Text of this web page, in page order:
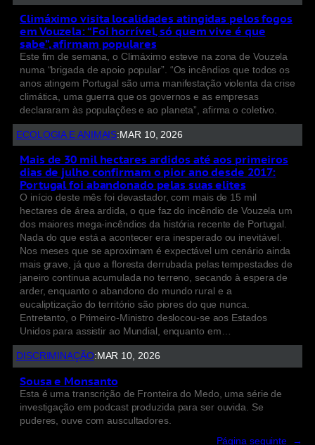
Climáximo visita localidades atingidas pelos fogos
em Vouzela: “Foi horrível, só quem vive é que
sabe”, afirmam populares
Este fim de semana, o Climáximo esteve na zona de Vouzela
numa “brigada de apoio popular”. “Os incêndios que todos os
anos atingem Portugal são uma manifestação violenta da crise
climática, uma guerra que os governos e as empresas
declararam às populações e ao planeta”, afirma o coletivo.
ECOLOGIA E ANIMAIS: MAR 10, 2026
Mais de 30 mil hectares ardidos até aos primeiros
dias de julho confirmam o pior ano desde 2017:
Portugal foi abandonado pelas suas elites
O início deste mês foi devastador, com mais de 15 mil
hectares de área ardida, o que faz do incêndio de Vouzela um
dos maiores mega-incêndios da história recente de Portugal.
Nada do que está a acontecer era inesperado ou inevitável.
Nos meses que se aproximam é expectável um cenário ainda
mais grave, já que a floresta derrubada pelas tempestades de
janeiro continua acumulada no terreno, secando à espera de
arder, enquanto o abandono do mundo rural e a
eucaliptização do território são piores do que nunca.
Entretanto, o Primeiro-Ministro deslocou-se aos Estados
Unidos para assistir ao Mundial, enquanto em…
DISCRIMINAÇÃO: MAR 10, 2026
Sousa e Monsanto
Esta é uma transcrição de Fronteira do Medo, uma série de
investigação em podcast produzida para ser ouvida. Se
puderes, ouve com auscultadores.
Página seguinte →